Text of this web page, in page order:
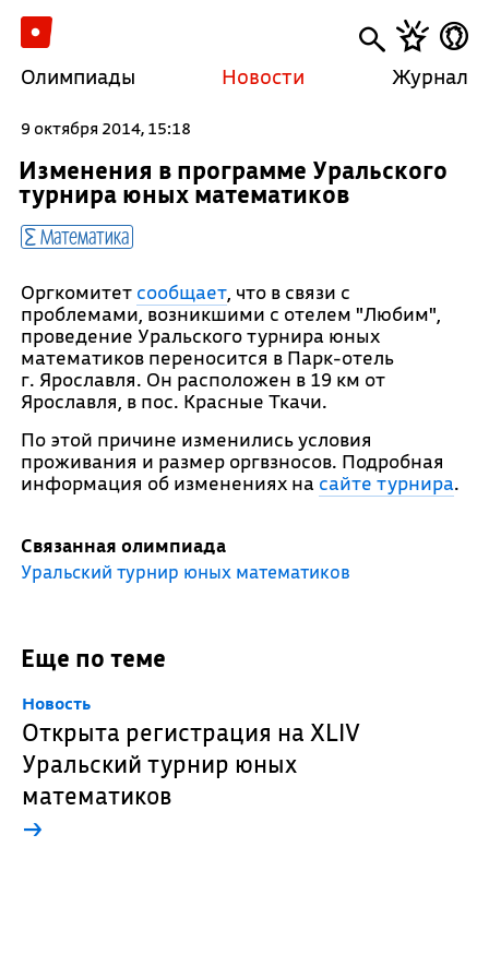
Олимпиады Новости Журнал
9 октября 2014, 15:18
Изменения в программе Уральского
турнира юных математиков
Математика
Оргкомитет сообщает, что в связи с
проблемами, возникшими с отелем "Любим",
проведение Уральского турнира юных
математиков переносится в Парк-отель
г. Ярославля. Он расположен в 19 км от
Ярославля, в пос. Красные Ткачи.
По этой причине изменились условия
проживания и размер оргвзносов. Подробная
информация об изменениях на сайте турнира.
Связанная олимпиада
Уральский турнир юных математиков
Еще по теме
Новость
Открыта регистрация на XLIV
Уральский турнир юных
математиков
→